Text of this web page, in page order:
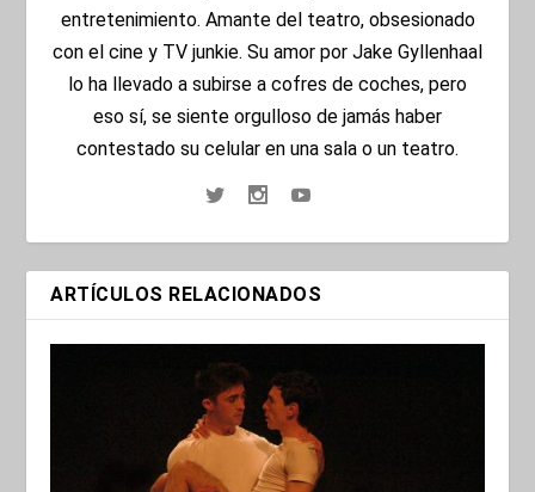
entretenimiento. Amante del teatro, obsesionado
con el cine y TV junkie. Su amor por Jake Gyllenhaal
lo ha llevado a subirse a cofres de coches, pero
eso sí, se siente orgulloso de jamás haber
contestado su celular en una sala o un teatro.
ARTÍCULOS RELACIONADOS